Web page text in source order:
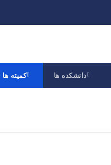
دانشکده ها کمیته ها